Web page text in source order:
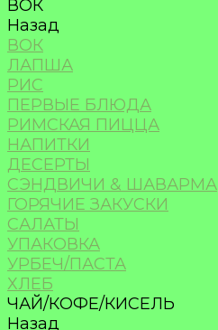
ВОК
Назад
ВОК
ЛАПША
РИС
ПЕРВЫЕ БЛЮДА
РИМСКАЯ ПИЦЦА
НАПИТКИ
ДЕСЕРТЫ
СЭНДВИЧИ & ШАВАРМА
ГОРЯЧИЕ ЗАКУСКИ
САЛАТЫ
УПАКОВКА
УРБЕЧ/ПАСТА
ХЛЕБ
ЧАЙ/КОФЕ/КИСЕЛЬ
Назад